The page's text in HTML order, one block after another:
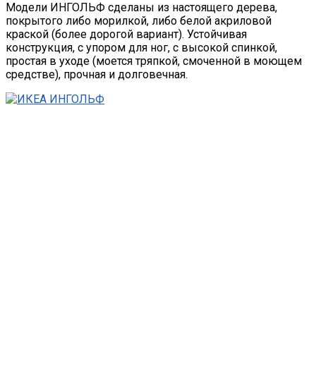
Модели ИНГОЛЬФ сделаны из настоящего дерева,
покрытого либо морилкой, либо белой акриловой
краской (более дорогой вариант). Устойчивая
конструкция, с упором для ног, с высокой спинкой,
простая в уходе (моется тряпкой, смоченной в моющем
средстве), прочная и долговечная.